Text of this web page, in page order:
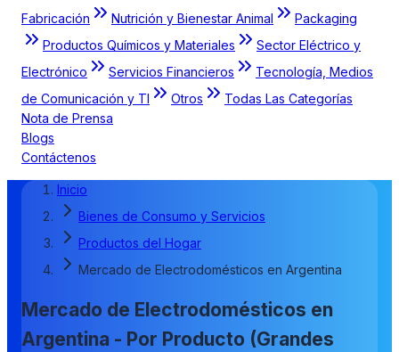
Fabricación
Nutrición y Bienestar Animal
Packaging
Productos Químicos y Materiales
Sector Eléctrico y
Electrónico
Servicios Financieros
Tecnología, Medios
de Comunicación y TI
Otros
Todas Las Categorías
Nota de Prensa
Blogs
Contáctenos
Inicio
Bienes de Consumo y Servicios
Productos del Hogar
Mercado de Electrodomésticos en Argentina
Mercado de Electrodomésticos en
Argentina - Por Producto (Grandes